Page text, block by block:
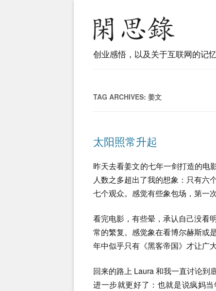
创业感悟，以及关于互联网的记
TAG ARCHIVES: 姜文
太阳照常升起
昨天去看姜文的七年一剑打造的电
人数之多超出了我的想象：只有六
七个观众。感觉有些象包场，第一
看完电影，有些晕，承认自己没看
常的繁复。感觉象在看博尔赫斯或
年中似乎只有《黑客帝国》才让广
回来的路上 Laura 和我一直讨论到
进一步就更好了：也就是说疯妈